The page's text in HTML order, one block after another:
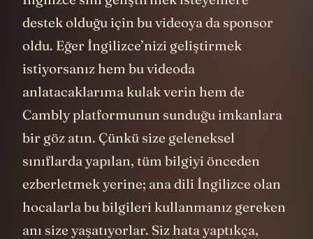
destek olduğu için bu videoya da sponsor
oldu. Eğer İngilizce’nizi geliştirmek
istiyorsanız hem bu videoda
anlatacaklarıma kulak verin hem de
Cambly platformunun sunduğu imkanlara
bir göz atın. Çünkü size geleneksel
sınıflarda yapılan, tüm bilgiyi önceden
ezberletmek yerine; ana dili İngilizce olan
hocalarla bu bilgileri kullanmanız gereken
anı size yaşatıyorlar. Siz hata yaptıkça,